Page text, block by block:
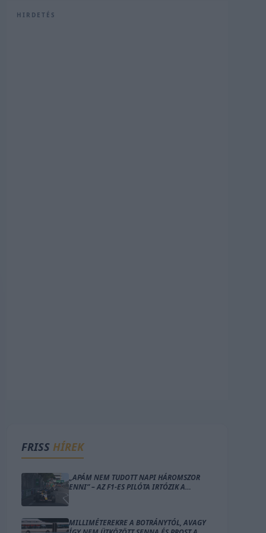
HIRDETÉS
FRISS HÍREK
„APÁM NEM TUDOTT NAPI HÁROMSZOR
ENNI” – AZ F1-ES PILÓTA IRTÓZIK A
MILLIMÉTEREKRE A BOTRÁNYTÓL, AVAGY